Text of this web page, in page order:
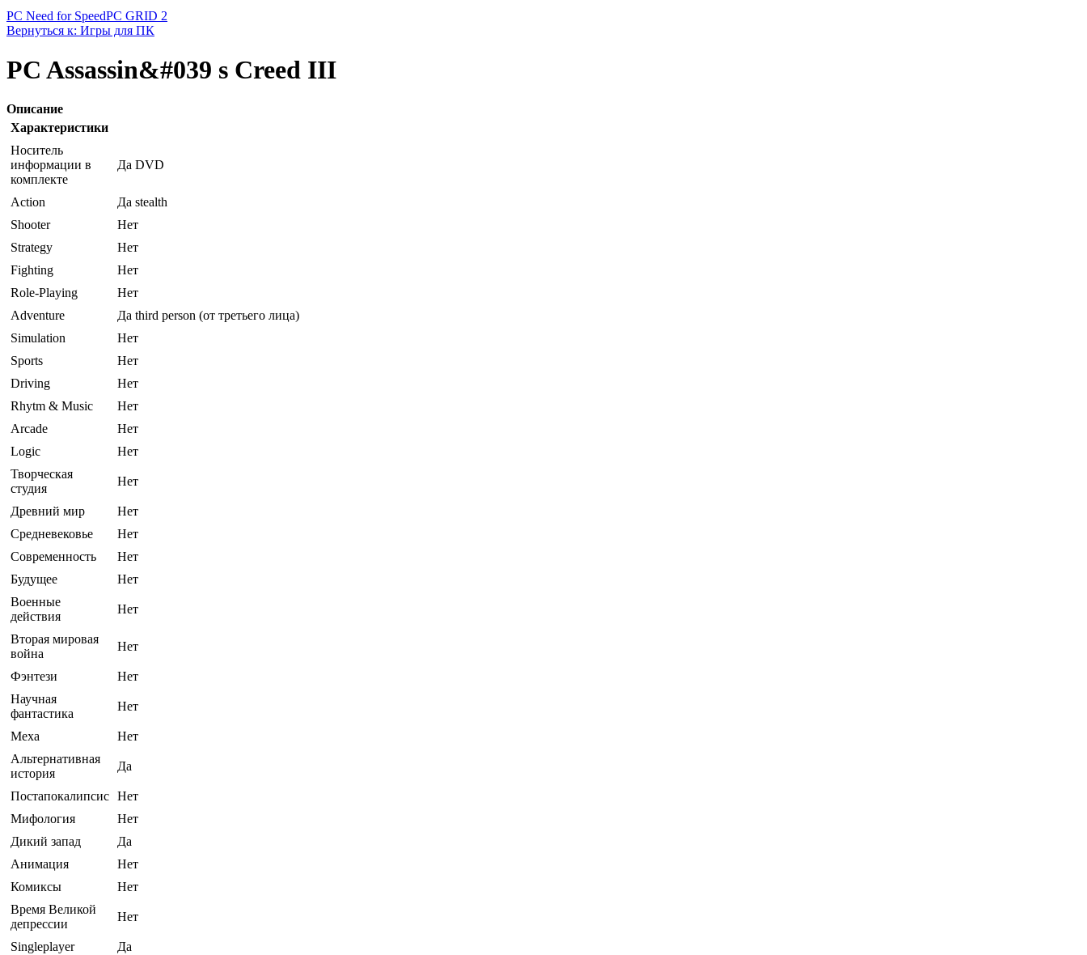
PC Need for SpeedPC GRID 2
Вернуться к: Игры для ПК
PC Assassin&#039 s Creed III
Описание
Характеристики
Носитель
информации в
комплекте
Да DVD
Action
Да stealth
Shooter
Нет
Strategy
Нет
Fighting
Нет
Role-Playing
Нет
Adventure
Да third person (от третьего лица)
Simulation
Нет
Sports
Нет
Driving
Нет
Rhytm & Music
Нет
Arcade
Нет
Logic
Нет
Творческая
студия
Нет
Древний мир
Нет
Средневековье
Нет
Современность
Нет
Будущее
Нет
Военные
действия
Нет
Вторая мировая
война
Нет
Фэнтези
Нет
Научная
фантастика
Нет
Меха
Нет
Альтернативная
история
Да
Постапокалипсис Нет
Мифология
Нет
Дикий запад
Да
Анимация
Нет
Комиксы
Нет
Время Великой
депрессии
Нет
Singleplayer
Да